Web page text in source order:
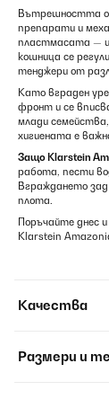
Вътрешността
препарати и
пластмасата —
кошница се
тенджери от
Като вграден
фронт и се
млади
хигиената е
Защо Klarstein
работа, пести
Вграждането
плота.
Поръчайте днес
Klarstein
Качества
Размери и